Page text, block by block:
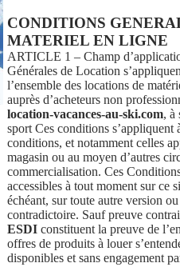
CONDITIONS
MATERIEL EN LIGNE
ARTICLE 1 – Champ
Générales de Location
l’ensemble des locations de
auprès d’acheteurs non
location-vacances-au-ski.com, à
sport Ces conditions s’appliquent
conditions, et notamment celles
magasin ou au moyen d’autres
commercialisation. Ces
accessibles à tout moment sur ce
échéant, sur toute autre version
contradictoire. Sauf preuve
ESDIconstituent la preuve de
offres de produits à louer
disponibles et sans engagement